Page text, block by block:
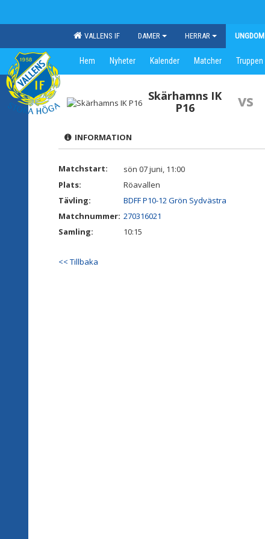
VALLENS IF DAMER HERRAR UNGDOM
Hem Nyheter Kalender Matcher Truppen
Skärhamns IK
P16
vs
INFORMATION
Matchstart:
sön 07 juni, 11:00
Plats:
Röavallen
Tävling:
BDFF P10-12 Grön Sydvästra
Matchnummer: 270316021
Samling:
10:15
<< Tillbaka